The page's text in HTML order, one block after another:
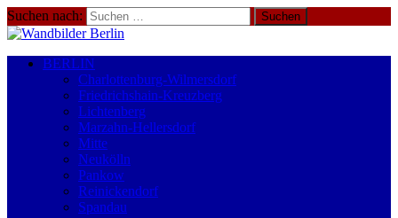
Suchen nach:
BERLIN
Charlottenburg-Wilmersdorf
Friedrichshain-Kreuzberg
Lichtenberg
Marzahn-Hellersdorf
Mitte
Neukölln
Pankow
Reinickendorf
Spandau